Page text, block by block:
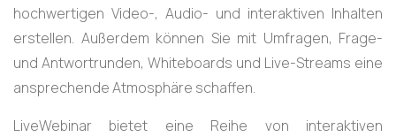
hochwertigen Video-, Audio- und interaktiven Inhalten
erstellen. Außerdem können Sie mit Umfragen, Frage-
und Antwortrunden, Whiteboards und Live-Streams eine
ansprechende Atmosphäre schaffen.
LiveWebinar bietet eine Reihe von interaktiven